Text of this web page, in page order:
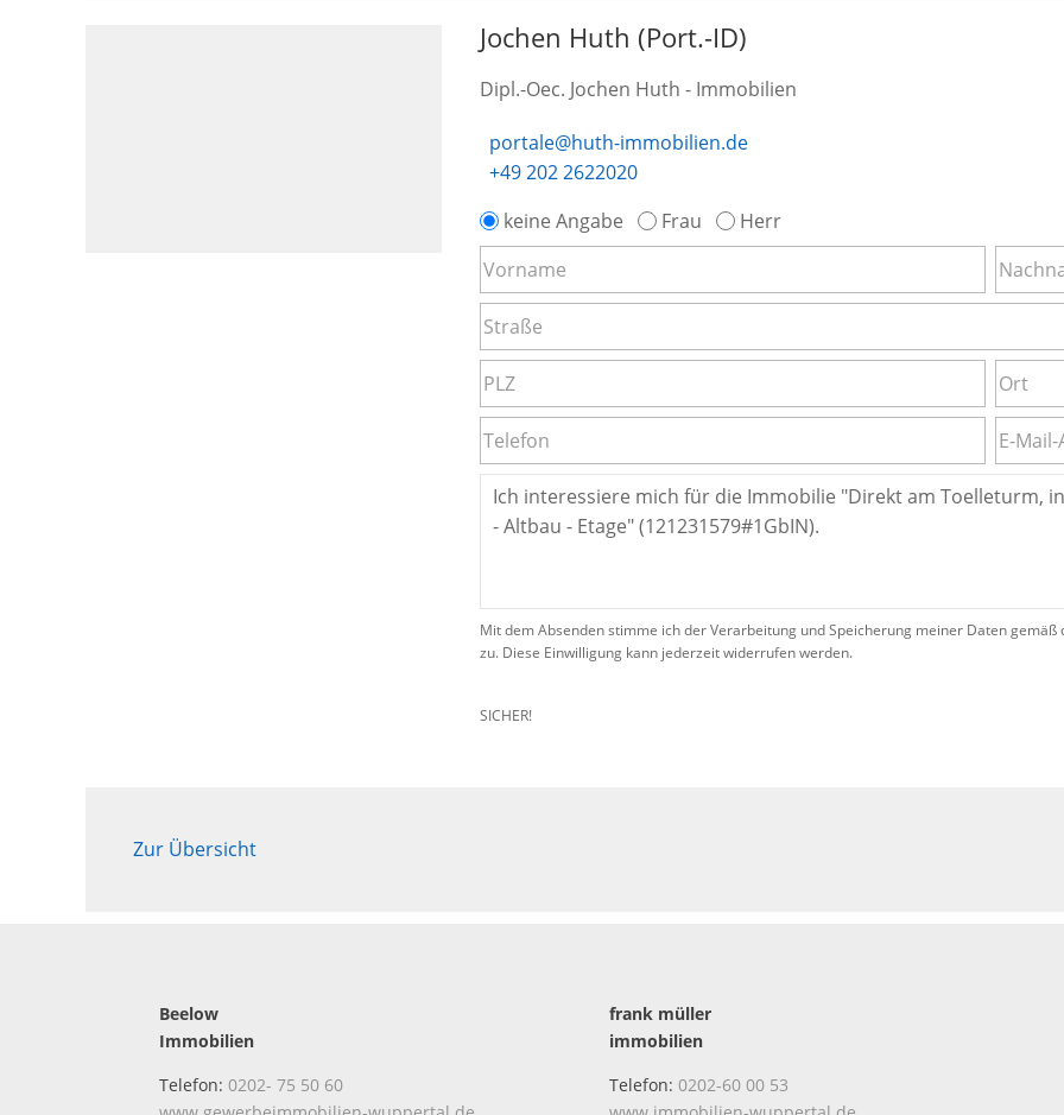
Jochen Huth (Port.-ID)
Dipl.-Oec. Jochen Huth - Immobilien
portale@huth-immobilien.de
+49 202 2622020
keine Angabe
Frau Herr
Mit dem Absenden stimme ich der Verarbeitung und Speicherung meiner Daten
zu. Diese Einwilligung kann jederzeit widerrufen werden.
SICHER!
Zur Übersicht
Beelow
Immobilien
Telefon:0202- 75 50 60
frank müller
immobilien
Telefon: 0202-60 00 53